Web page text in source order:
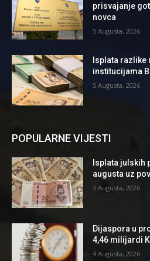
prisvajanje
novca
5 Augusta, 2026
Isplata razlike
institucijama
5 Augusta, 2026
POPULARNE VIJESTI
Isplata julskih
augusta uz
3 Augusta, 2026
Dijaspora u
4,46 milijardi
4 Augusta, 2026